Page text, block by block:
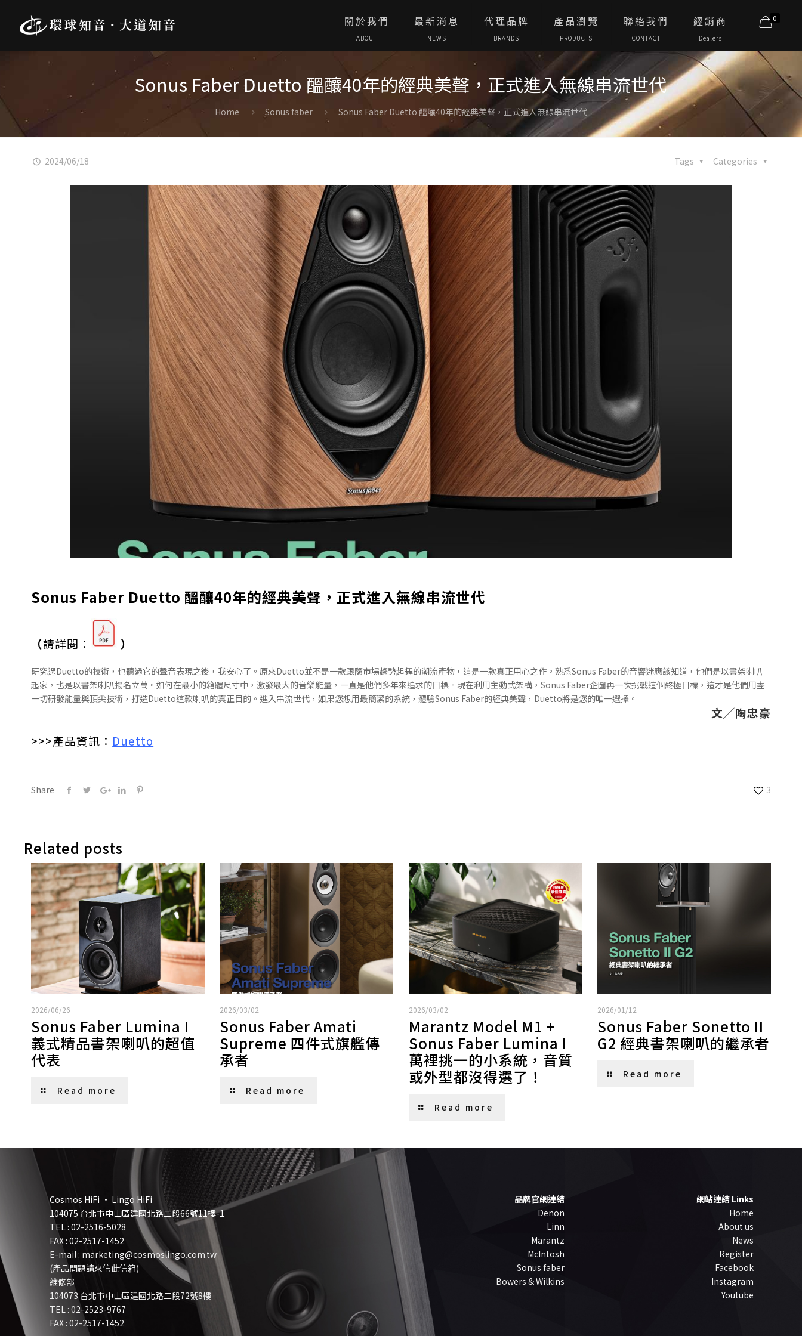
關於我們
ABOUT
最新消息
NEWS
代理品牌
BRANDS
產品瀏覽
PRODUCTS
聯絡我們
CONTACT
經銷商
Dealers
0
Sonus Faber Duetto 醞釀40年的經典美聲，正式進入無線串流世代
Home Sonus faber Sonus Faber Duetto 醞釀40年的經典美聲，正式進入無線串流世代
2024/06/18 Categories
Tags
Sonus Faber Duetto 醞釀40年的經典美聲，正式進入無線串流世代
（請詳閱： ）
研究過Duetto的技術，也聽過它的聲音表現之後，我安心了。原來Duetto並不是一款跟隨市場趨勢起舞的潮流產物，這是一款真正用心之作。熟悉Sonus Faber的音響迷應該知道，他們是以書架喇叭
起家，也是以書架喇叭揚名立萬。如何在最小的箱體尺寸中，激發最大的音樂能量，一直是他們多年來追求的目標。現在利用主動式架構，Sonus Faber企圖再一次挑戰這個終極目標，這才是他們用盡
一切研發能量與頂尖技術，打造Duetto這款喇叭的真正目的。進入串流世代，如果您想用最簡潔的系統，體驗Sonus Faber的經典美聲，Duetto將是您的唯一選擇。
文╱陶忠豪
>>>產品資訊： Duetto
Share 3
Related posts
2026/06/26
Sonus Faber Lumina I
義式精品書架喇叭的超值
代表
Read more
2026/03/02
Sonus Faber Amati
Supreme 四件式旗艦傳
承者
Read more
2026/03/02
Marantz Model M1 +
Sonus Faber Lumina I
萬裡挑一的小系統，音質
或外型都沒得選了！
Read more
2026/01/12
Sonus Faber Sonetto II
G2 經典書架喇叭的繼承者
Read more
Cosmos HiFi • Lingo HiFi
104075 台北市中山區建國北路二段66號11樓-1
TEL : 02-2516-5028
FAX : 02-2517-1452
E-mail : marketing@cosmoslingo.com.tw
(產品問題請來信此信箱)
維修部
104073 台北市中山區建國北路二段72號8樓
TEL : 02-2523-9767
FAX : 02-2517-1452
品牌官網連結
Denon
Linn
Marantz
McIntosh
Sonus faber
Bowers & Wilkins
網站連結 Links
Home
About us
News
Register
Facebook
Instagram
Youtube